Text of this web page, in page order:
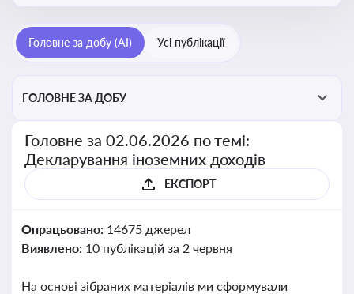
уникнення подвійного оподаткування
Головне за добу (AI) Усі публікації
ГОЛОВНЕ ЗА ДОБУ
Головне за 02.06.2026 по темі:
Декларування іноземних доходів
ЕКСПОРТ
Опрацьовано: 14675 джерел
Виявлено: 10 публікацій за 2 червня
На основі зібраних матеріалів ми сформували